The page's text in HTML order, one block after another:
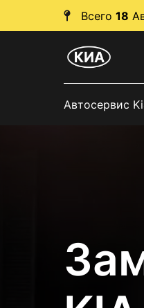
Всего 18
Автосервис